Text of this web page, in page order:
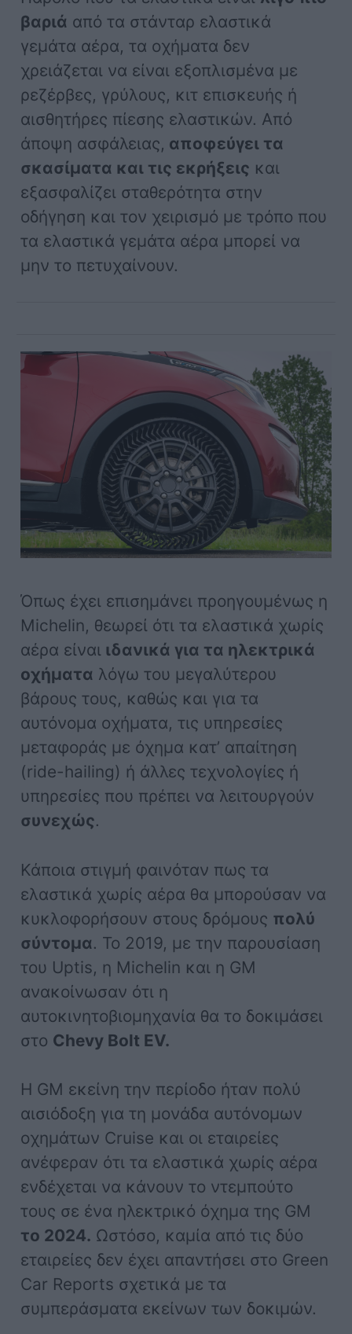
βαριά από τα στάνταρ ελαστικά
γεμάτα αέρα, τα οχήματα δεν
χρειάζεται να είναι εξοπλισμένα με
ρεζέρβες, γρύλους, κιτ επισκευής ή
αισθητήρες πίεσης ελαστικών. Από
άποψη ασφάλειας, αποφεύγει τα
σκασίματα και τις εκρήξεις και
εξασφαλίζει σταθερότητα στην
οδήγηση και τον χειρισμό με τρόπο που
τα ελαστικά γεμάτα αέρα μπορεί να
μην το πετυχαίνουν.
Όπως έχει επισημάνει προηγουμένως η
Michelin, θεωρεί ότι τα ελαστικά χωρίς
αέρα είναι ιδανικά για τα ηλεκτρικά
οχήματα λόγω του μεγαλύτερου
βάρους τους, καθώς και για τα
αυτόνομα οχήματα, τις υπηρεσίες
μεταφοράς με όχημα κατ’ απαίτηση
(ride-hailing) ή άλλες τεχνολογίες ή
υπηρεσίες που πρέπει να λειτουργούν
συνεχώς.
Κάποια στιγμή φαινόταν πως τα
ελαστικά χωρίς αέρα θα μπορούσαν να
κυκλοφορήσουν στους δρόμους πολύ
σύντομα. Το 2019, με την παρουσίαση
του Uptis, η Michelin και η GM
ανακοίνωσαν ότι η
αυτοκινητοβιομηχανία θα το δοκιμάσει
στο Chevy Bolt EV.
Η GM εκείνη την περίοδο ήταν πολύ
αισιόδοξη για τη μονάδα αυτόνομων
οχημάτων Cruise και οι εταιρείες
ανέφεραν ότι τα ελαστικά χωρίς αέρα
ενδέχεται να κάνουν το ντεμπούτο
τους σε ένα ηλεκτρικό όχημα της GM
το 2024. Ωστόσο, καμία από τις δύο
εταιρείες δεν έχει απαντήσει στο Green
Car Reports σχετικά με τα
συμπεράσματα εκείνων των δοκιμών.